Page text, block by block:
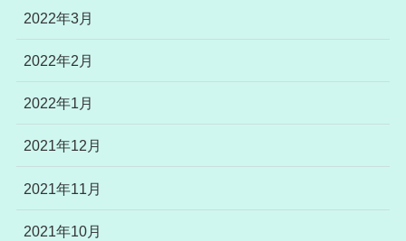
2022年3月
2022年2月
2022年1月
2021年12月
2021年11月
2021年10月